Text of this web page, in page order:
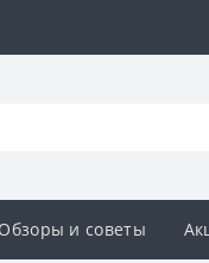
Обзоры и советы